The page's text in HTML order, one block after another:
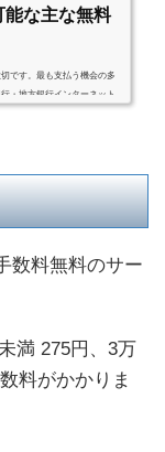
能な主な無料
です。最も支払う機会の多
・地方銀行インターネット
数料無料のサー
満 275円、3万
料がかかりま